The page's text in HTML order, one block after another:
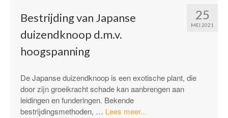
25
MEI 2021
Bestrijding van Japanse
duizendknoop d.m.v.
hoogspanning
De Japanse duizendknoop is een exotische plant, die
door zijn groeikracht schade kan aanbrengen aan
leidingen en funderingen. Bekende
bestrijdingsmethoden, … Lees meer...